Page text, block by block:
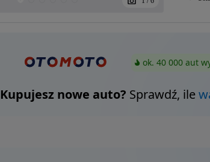
ok. 40 000 aut
Kupujesz nowe auto? Sprawdź, ile